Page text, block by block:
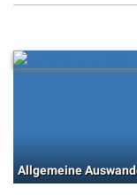
Allgemeine